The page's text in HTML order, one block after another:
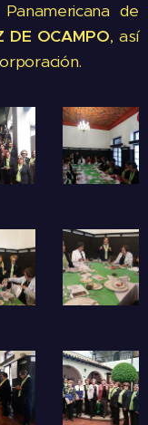
de
DE OCAMPO, así